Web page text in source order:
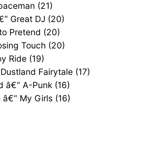
(21)
Great DJ (20)
Pretend (20)
Touch (20)
Ride (19)
Fairytale (17)
â€“ A-Punk (16)
My Girls (16)